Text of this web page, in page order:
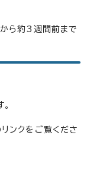
ら約3週間前まで
ンクをご覧くださ